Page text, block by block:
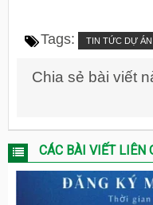
Tags: TIN TỨC DỰ ÁN
Chia sẻ bài viết
CÁC BÀI VIẾT LIÊN